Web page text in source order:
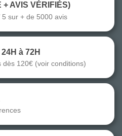
+ AVIS VÉRIFIÉS)
5 sur + de 5000 avis
à 72H
dès 120€ (voir conditions)